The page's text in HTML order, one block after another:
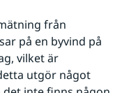
från
på en byvind på
vilket är
utgör något